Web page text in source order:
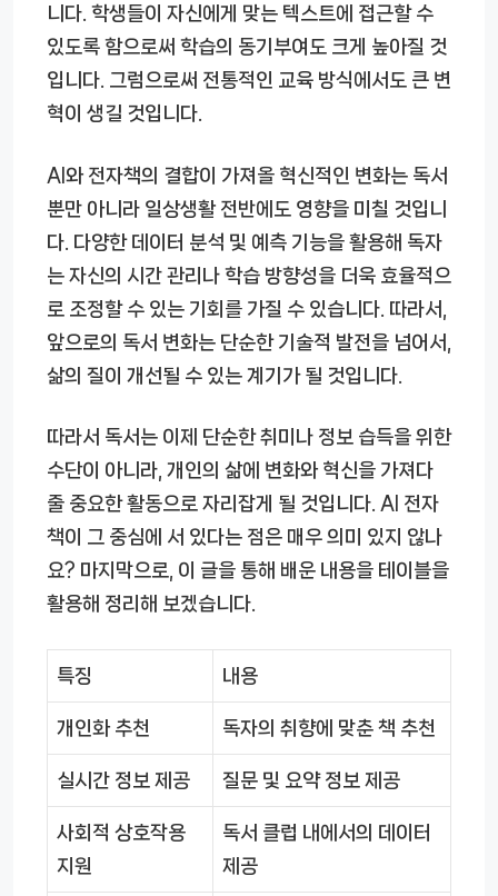
니다. 학생들이 자신에게 맞는 텍스트에 접근할 수
있도록 함으로써 학습의 동기부여도 크게 높아질 것
입니다. 그럼으로써 전통적인 교육 방식에서도 큰 변
혁이 생길 것입니다.
AI와 전자책의 결합이 가져올 혁신적인 변화는 독서
뿐만 아니라 일상생활 전반에도 영향을 미칠 것입니
다. 다양한 데이터 분석 및 예측 기능을 활용해 독자
는 자신의 시간 관리나 학습 방향성을 더욱 효율적으
로 조정할 수 있는 기회를 가질 수 있습니다. 따라서,
앞으로의 독서 변화는 단순한 기술적 발전을 넘어서,
삶의 질이 개선될 수 있는 계기가 될 것입니다.
따라서 독서는 이제 단순한 취미나 정보 습득을 위한
수단이 아니라, 개인의 삶에 변화와 혁신을 가져다
줄 중요한 활동으로 자리잡게 될 것입니다. AI 전자
책이 그 중심에 서 있다는 점은 매우 의미 있지 않나
요? 마지막으로, 이 글을 통해 배운 내용을 테이블을
활용해 정리해 보겠습니다.
특징 내용
개인화 추천 독자의 취향에 맞춘 책 추천
실시간 정보 제공 질문 및 요약 정보 제공
사회적 상호작용
지원
독서 클럽 내에서의 데이터
제공